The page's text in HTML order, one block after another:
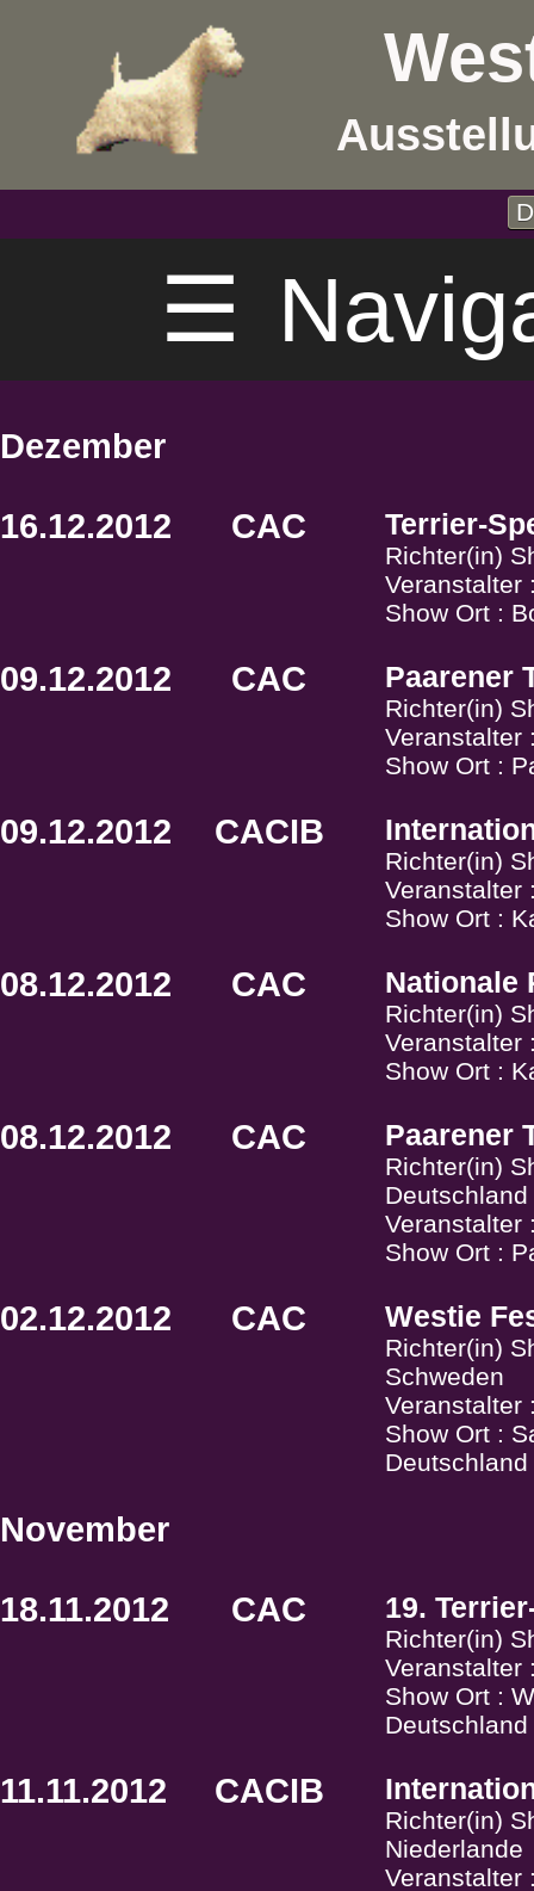
☰
Dezember
16.12.2012 CAC Terrier-
Richter(in)
Veranstalter
Show Ort :
09.12.2012 CAC Paarener
Richter(in)
Veranstalter
Show Ort :
09.12.2012 CACIB
Richter(in)
Veranstalter
Show Ort :
08.12.2012 CAC Nationale
Richter(in)
Veranstalter
Show Ort :
08.12.2012 CAC Paarener
Richter(in)
Deutschland
Veranstalter
Show Ort :
02.12.2012 CAC Westie
Richter(in)
Schweden
Veranstalter
Show Ort :
Deutschland
November
18.11.2012 CAC 19.
Richter(in)
Veranstalter
Show Ort :
Deutschland
11.11.2012 CACIB
Richter(in)
Niederlande
Veranstalter